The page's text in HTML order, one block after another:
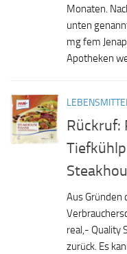
Monaten.
unten
mg fem
Apotheken
Rückruf:
Aus Gründen
real,- Quality
zurück. Es